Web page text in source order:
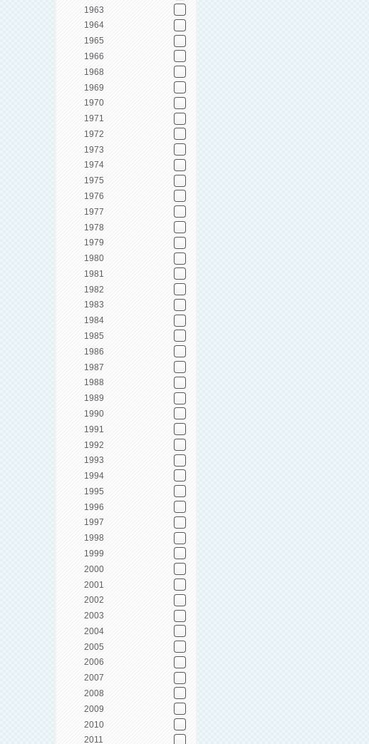
1963
1964
1965
1966
1968
1969
1970
1971
1972
1973
1974
1975
1976
1977
1978
1979
1980
1981
1982
1983
1984
1985
1986
1987
1988
1989
1990
1991
1992
1993
1994
1995
1996
1997
1998
1999
2000
2001
2002
2003
2004
2005
2006
2007
2008
2009
2010
2011